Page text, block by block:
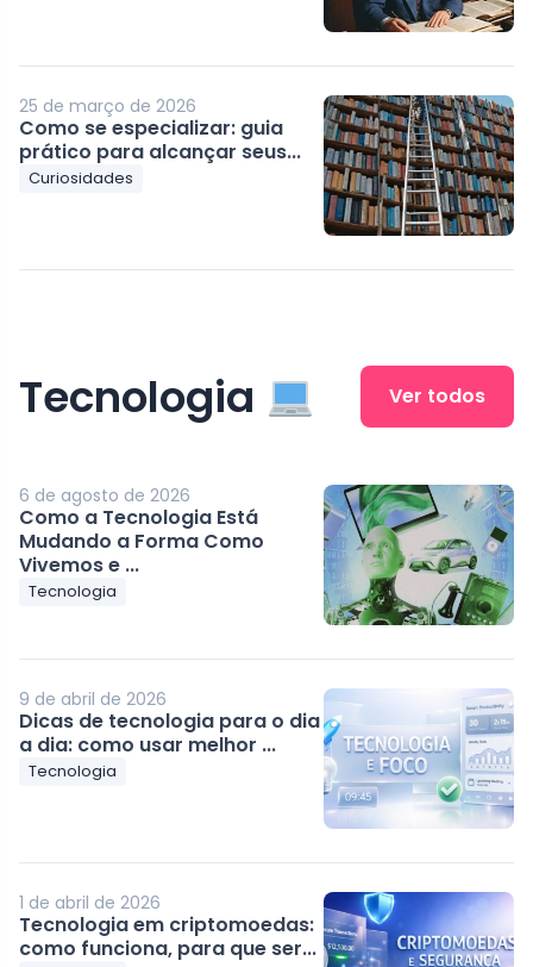
25 de março de 2026
Como se especializar: guia
prático para alcançar seus...
Curiosidades
Tecnologia Ver todos
6 de agosto de 2026
Como a Tecnologia Está
Mudando a Forma Como
Vivemos e ...
Tecnologia
9 de abril de 2026
Dicas de tecnologia para o dia
a dia: como usar melhor ...
Tecnologia
1 de abril de 2026
Tecnologia em criptomoedas:
como funciona, para que ser...